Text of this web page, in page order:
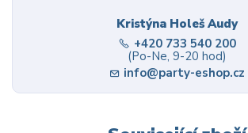
Kristýna Holeš Audy
+420 733 540 200
(Po-Ne, 9-20 hod)
info@party-eshop.cz